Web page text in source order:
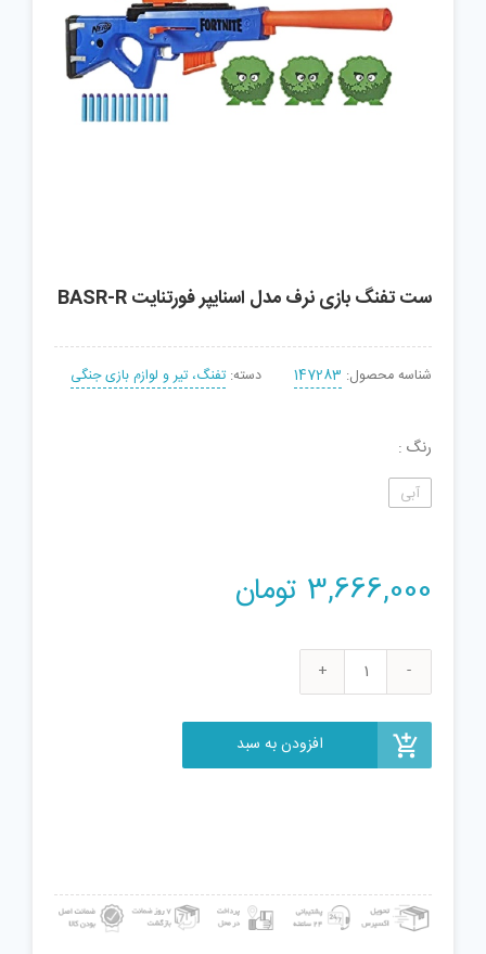
ست تفنگ بازی نرف مدل اسنایپر فورتنایت BASR-R
شناسه محصول: 147283 دسته: تفنگ، تیر و لوازم بازی جنگی
رنگ
آبی
3,666,000 تومان
ست
عدد
افزودن به سبد